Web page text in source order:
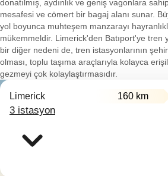
donatılmış, aydınlık ve geniş vagonlara
mesafesi ve cömert bir bagaj alanı sunar.
yol boyunca muhteşem manzarayı
mükemmeldir. Limerick'den Batıport'ye tren
bir diğer nedeni de, tren istasyonlarının
olması, toplu taşıma araçlarıyla kolayca
gezmeyi çok kolaylaştırmasıdır.
Limerick 160 km
3 istasyon